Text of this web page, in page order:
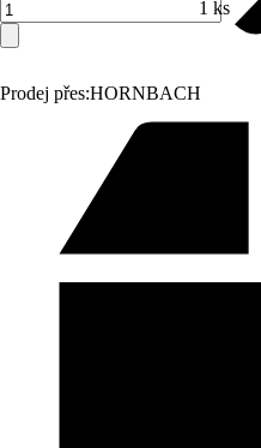
Prodej přes:HORNBACH
1 ks